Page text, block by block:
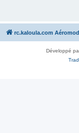
rc.kaloula.com
Développé